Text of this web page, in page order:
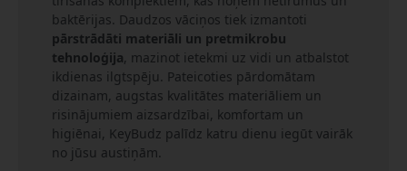
baktērijas. Daudzos vāciņos tiek izmantoti
pārstrādāti materiāli un pretmikrobu
tehnoloģija, mazinot ietekmi uz vidi un atbalstot
ikdienas ilgtspēju. Pateicoties pārdomātam
dizainam, augstas kvalitātes materiāliem un
risinājumiem aizsardzībai, komfortam un
higiēnai, KeyBudz palīdz katru dienu iegūt vairāk
no jūsu austiņām.